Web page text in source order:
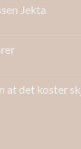
Jekta
at det koster